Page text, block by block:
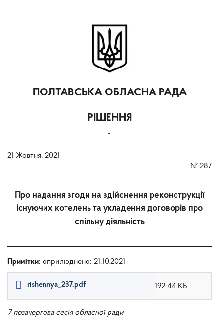
ПОЛТАВСЬКА ОБЛАСНА РАДА
РІШЕННЯ
-
21 Жовтня, 2021
№ 287
Про надання згоди на здійснення реконструкції
існуючих котелень та укладення договорів про
спільну діяльність
Примітки: оприлюднено: 21.10.2021
rishennya_287.pdf 192.44 КБ
7 позачергова сесія обласної ради